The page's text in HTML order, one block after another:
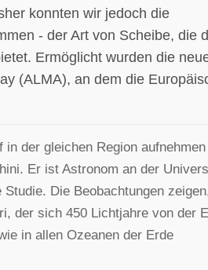
konnten wir jedoch die
- der Art von Scheibe, die
Ermöglicht wurden die
(ALMA), an dem die
der gleichen Region aufnehmen
Er ist Astronom an der
Die Beobachtungen
der sich 450 Lichtjahre von der
in allen Ozeanen der Erde